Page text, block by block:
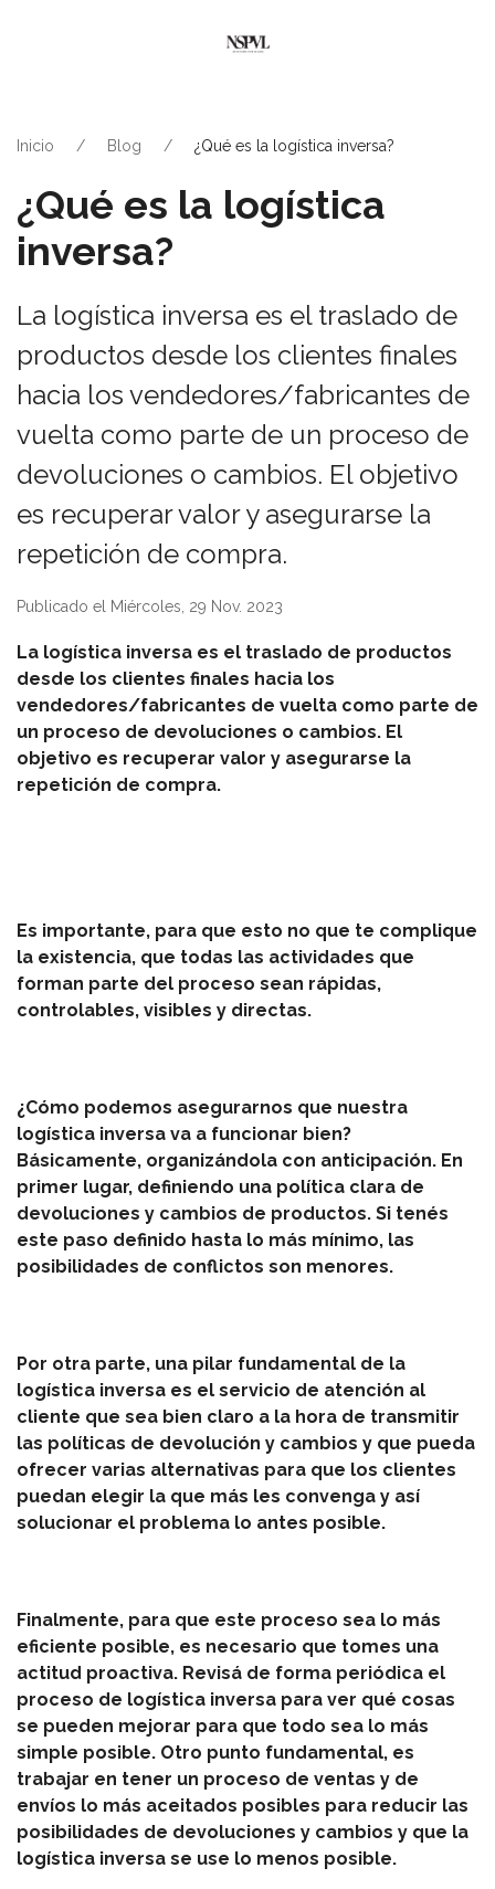
Inicio Blog ¿Qué es la logística inversa?
¿Qué es la logística
inversa?
La logística inversa es el traslado de
productos desde los clientes finales
hacia los vendedores/fabricantes de
vuelta como parte de un proceso de
devoluciones o cambios. El objetivo
es recuperar valor y asegurarse la
repetición de compra.
Publicado el Miércoles, 29 Nov. 2023
La logística inversa es el traslado de productos
desde los clientes finales hacia los
vendedores/fabricantes de vuelta como parte de
un proceso de devoluciones o cambios. El
objetivo es recuperar valor y asegurarse la
repetición de compra.
Es importante, para que esto no que te complique
la existencia, que todas las actividades que
forman parte del proceso sean rápidas,
controlables, visibles y directas.
¿Cómo podemos asegurarnos que nuestra
logística inversa va a funcionar bien?
Básicamente, organizándola con anticipación. En
primer lugar, definiendo una política clara de
devoluciones y cambios de productos. Si tenés
este paso definido hasta lo más mínimo, las
posibilidades de conflictos son menores.
Por otra parte, una pilar fundamental de la
logística inversa es el servicio de atención al
cliente que sea bien claro a la hora de transmitir
las políticas de devolución y cambios y que pueda
ofrecer varias alternativas para que los clientes
puedan elegir la que más les convenga y así
solucionar el problema lo antes posible.
Finalmente, para que este proceso sea lo más
eficiente posible, es necesario que tomes una
actitud proactiva. Revisá de forma periódica el
proceso de logística inversa para ver qué cosas
se pueden mejorar para que todo sea lo más
simple posible. Otro punto fundamental, es
trabajar en tener un proceso de ventas y de
envíos lo más aceitados posibles para reducir las
posibilidades de devoluciones y cambios y que la
logística inversa se use lo menos posible.